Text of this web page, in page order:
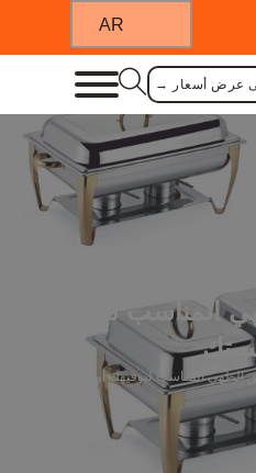
عرض أسعار →
المناسب لبوفيهك أو
الطهي المناسب لبوفيهك أو مناسبتك